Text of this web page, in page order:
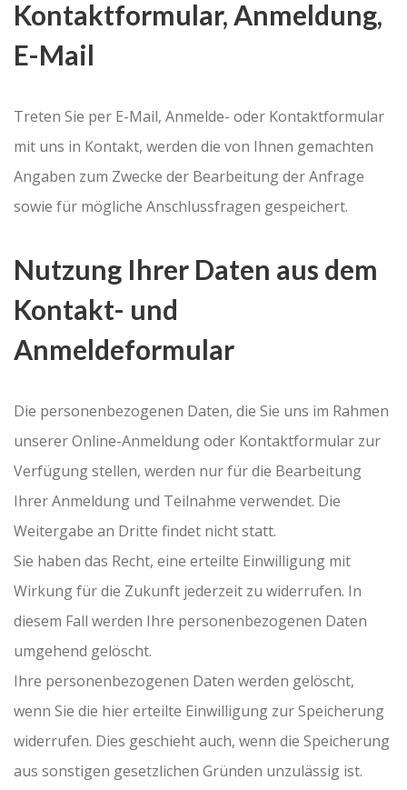
Kontaktformular, Anmeldung,
E-Mail
Treten Sie per E-Mail, Anmelde- oder Kontaktformular
mit uns in Kontakt, werden die von Ihnen gemachten
Angaben zum Zwecke der Bearbeitung der Anfrage
sowie für mögliche Anschlussfragen gespeichert.
Nutzung Ihrer Daten aus dem
Kontakt- und
Anmeldeformular
Die personenbezogenen Daten, die Sie uns im Rahmen
unserer Online-Anmeldung oder Kontaktformular zur
Verfügung stellen, werden nur für die Bearbeitung
Ihrer Anmeldung und Teilnahme verwendet. Die
Weitergabe an Dritte findet nicht statt.
Sie haben das Recht, eine erteilte Einwilligung mit
Wirkung für die Zukunft jederzeit zu widerrufen. In
diesem Fall werden Ihre personenbezogenen Daten
umgehend gelöscht.
Ihre personenbezogenen Daten werden gelöscht,
wenn Sie die hier erteilte Einwilligung zur Speicherung
widerrufen. Dies geschieht auch, wenn die Speicherung
aus sonstigen gesetzlichen Gründen unzulässig ist.